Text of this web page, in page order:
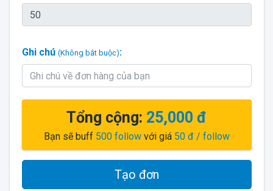
Ghi chú (Không bắt buộc):
Tổng cộng: 25,000 đ
Bạn sẽ buff 500followvới giá 50 đ/ follow
Tạo đơn